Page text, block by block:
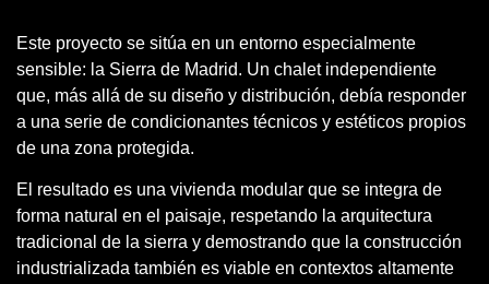
Este proyecto se sitúa en un entorno especialmente
sensible: la Sierra de Madrid. Un chalet independiente
que, más allá de su diseño y distribución, debía responder
a una serie de condicionantes técnicos y estéticos propios
de una zona protegida.
El resultado es una vivienda modular que se integra de
forma natural en el paisaje, respetando la arquitectura
tradicional de la sierra y demostrando que la construcción
industrializada también es viable en contextos altamente